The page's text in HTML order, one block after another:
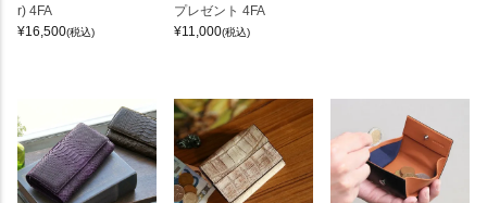
r) 4FA
¥16,500(税込)
プレゼント 4FA
¥11,000(税込)